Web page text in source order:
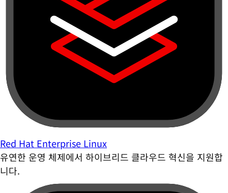
Red Hat Enterprise Linux
유연한 운영 체제에서 하이브리드 클라우드 혁신을 지원합
니다.